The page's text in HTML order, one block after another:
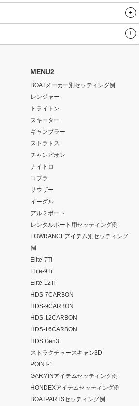
MENU2
BOATメーカー別セッティング例
レンジャー
トライトン
スキーター
ギャンブラー
ストラトス
チャンピオン
ナイトロ
コブラ
サウザー
イーグル
アルミボート
レンタルボート用セッティング例
LOWRANCEアイテム別セッティング
例
Elite-7Ti
Elite-9Ti
Elite-12Ti
HDS-7CARBON
HDS-9CARBON
HDS-12CARBON
HDS-16CARBON
HDS Gen3
ストラクチャースキャン3D
POINT-1
GARMINアイテムセッティング例
HONDEXアイテムセッティング例
BOATPARTSセッティング例